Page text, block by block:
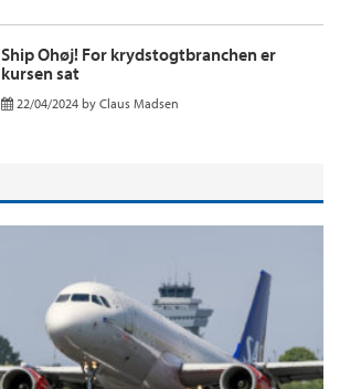
Ship Ohøj! For krydstogtbranchen er
kursen sat
22/04/2024 by Claus Madsen